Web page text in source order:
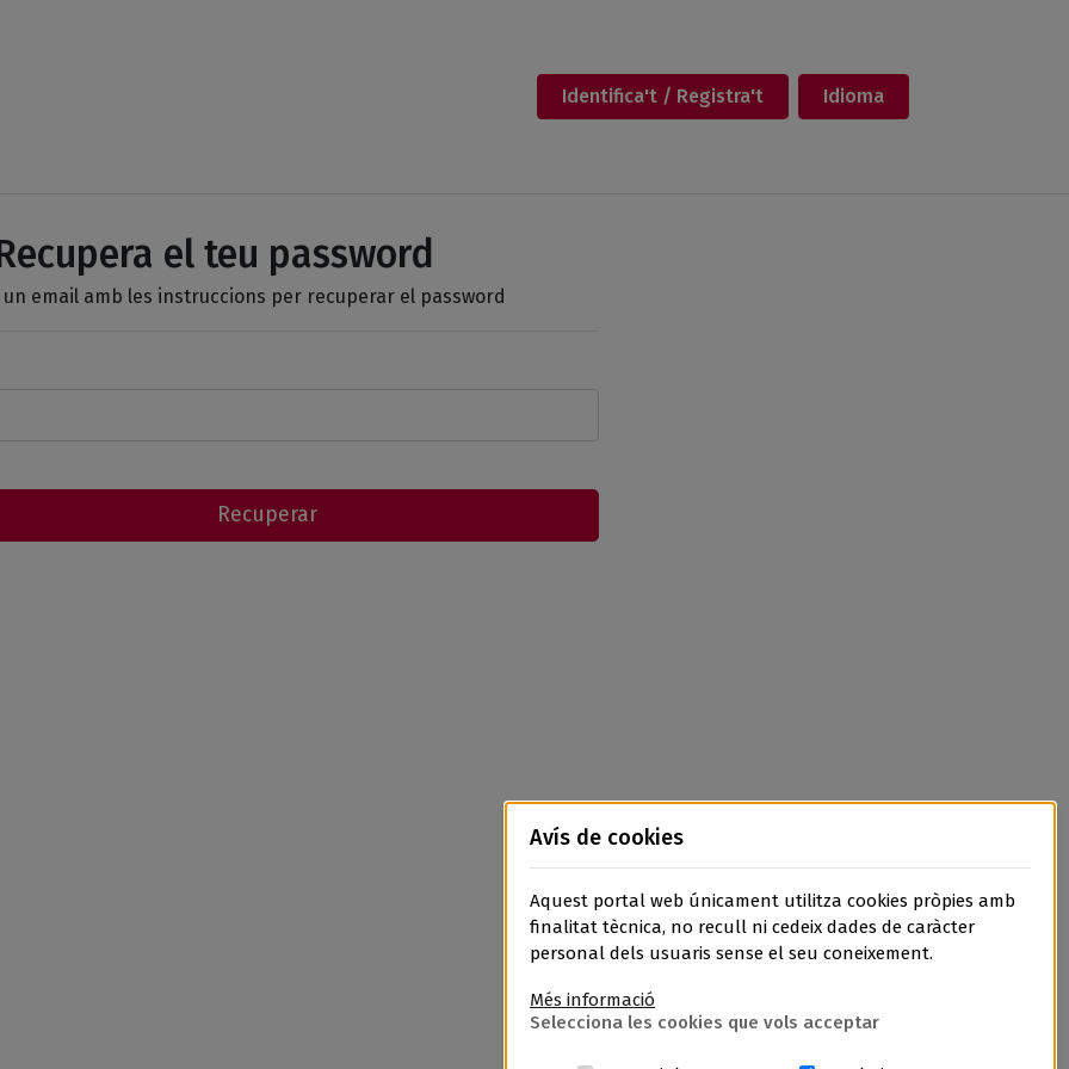
Identifica't / Registra't Idioma
el teu password
un email amb les instruccions per recuperar el password
Recuperar
Avís de cookies
Aquest portal web únicament utilitza cookies pròpies amb
finalitat tècnica, no recull ni cedeix dades de caràcter
personal dels usuaris sense el seu coneixement.
Més informació
Selecciona les cookies que vols acceptar